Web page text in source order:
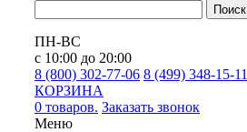
Поиск
ПН-ВС
с 10:00 до 20:00
8 (800) 302-77-06 8 (499) 348-15-11
КОРЗИНА
0 товаров. Заказать звонок
Меню